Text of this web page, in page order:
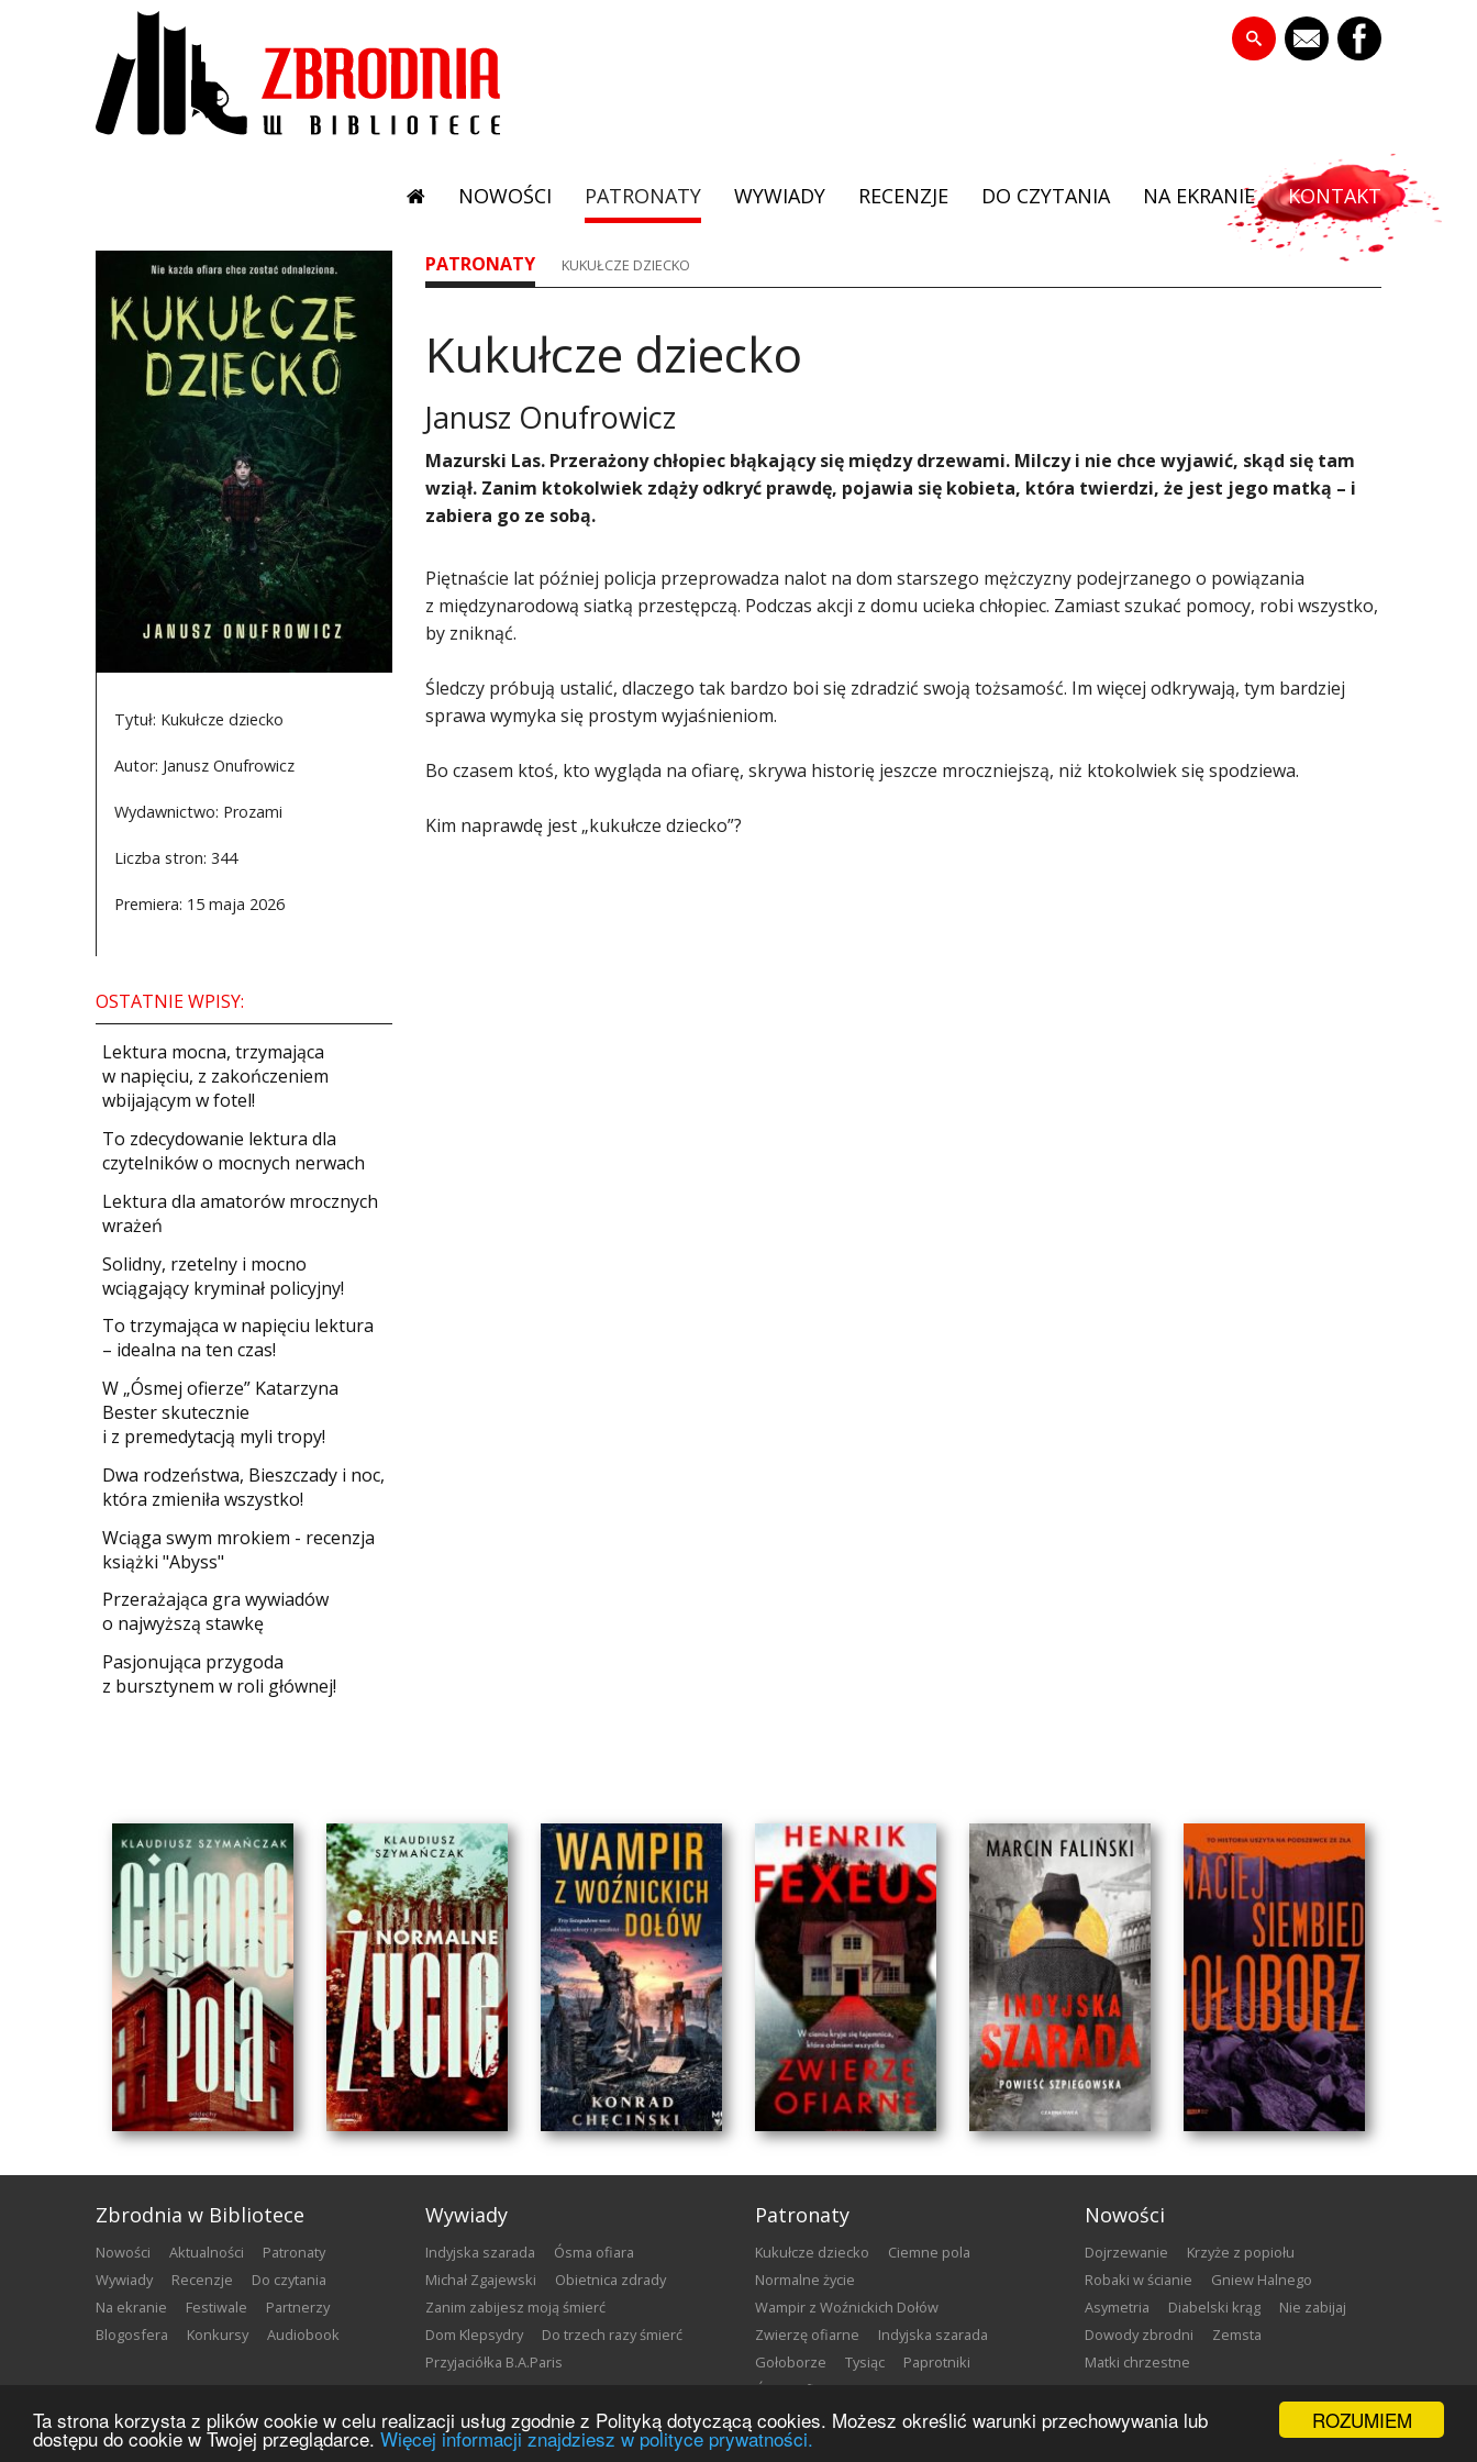
ROZUMIEM
Ta strona korzysta z plików cookie w celu realizacji usług zgodnie z Polityką dotyczącą cookies. Możesz określić warunki przechowywania lub
dostępu do cookie w Twojej przeglądarce. Więcej informacji znajdziesz w polityce prywatności.
NOWOŚCI PATRONATY WYWIADY RECENZJE DO CZYTANIA NA EKRANIE KONTAKT
Tytuł: Kukułcze dziecko
Autor: Janusz Onufrowicz
Wydawnictwo: Prozami
Liczba stron: 344
Premiera: 15 maja 2026
OSTATNIE WPISY:
​Lektura mocna, trzymająca
w napięciu, z zakończeniem
wbijającym w fotel!
​To zdecydowanie lektura dla
czytelników o mocnych nerwach
Lektura dla amatorów mrocznych
wrażeń
Solidny, rzetelny i mocno
wciągający kryminał policyjny!
​To trzymająca w napięciu lektura
– idealna na ten czas!
W „Ósmej ofierze” Katarzyna
Bester skutecznie
i z premedytacją myli tropy!
Dwa rodzeństwa, Bieszczady i noc,
która zmieniła wszystko!
Wciąga swym mrokiem - recenzja
książki "Abyss"
​Przerażająca gra wywiadów
o najwyższą stawkę
Pasjonująca przygoda
z bursztynem w roli głównej!
PATRONATY KUKUŁCZE DZIECKO
Kukułcze dziecko
Janusz Onufrowicz
​Mazurski Las. Przerażony chłopiec błąkający się między drzewami. Milczy i nie chce wyjawić, skąd się tam
wziął. Zanim ktokolwiek zdąży odkryć prawdę, pojawia się kobieta, która twierdzi, że jest jego matką – i
zabiera go ze sobą.
Piętnaście lat później policja przeprowadza nalot na dom starszego mężczyzny podejrzanego o powiązania
z międzynarodową siatką przestępczą. Podczas akcji z domu ucieka chłopiec. Zamiast szukać pomocy, robi wszystko,
by zniknąć.
Śledczy próbują ustalić, dlaczego tak bardzo boi się zdradzić swoją tożsamość. Im więcej odkrywają, tym bardziej
sprawa wymyka się prostym wyjaśnieniom.
Bo czasem ktoś, kto wygląda na ofiarę, skrywa historię jeszcze mroczniejszą, niż ktokolwiek się spodziewa.
Kim naprawdę jest „kukułcze dziecko”?
Klaudiusz Szymańczak Klaudiusz Szymańczak
DOŁÓW
Henrik Fexeus Marcin Faliński Maciej Siembieda
Zbrodnia w Bibliotece
nowości aktualności
patronaty
wywiady
recenzje
do czytania
na ekranie
festiwale
partnerzy
blogosfera
konkursy audiobook
Wywiady
Indyjska szarada
Ósma ofiara
Michał Zgajewski
Obietnica zdrady
Zanim zabijesz moją śmierć
Dom Klepsydry
Do trzech razy śmierć
Przyjaciółka B.A.Paris
Patronaty
Kukułcze dziecko
Ciemne pola
Normalne życie
Wampir z Woźnickich Dołów
Zwierzę ofiarne
Indyjska szarada
Gołoborze
Tysiąc
Paprotniki
Ósma ofiara
Nowości
Dojrzewanie
Krzyże z popiołu
Robaki w ścianie
Gniew Halnego
Asymetria
Diabelski krąg
Nie zabijaj
Dowody zbrodni
Zemsta
Matki chrzestne
Copyright ©2026Zbrodnia w Bibliotece